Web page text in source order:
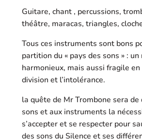
Guitare, chant , percussions,
théâtre, maracas, triangles,
Tous ces instruments sont bons
partition du « pays des sons » :
harmonieux, mais aussi fragile
division et l’intolérance.
la quête de Mr Trombone sera
sons et aux instruments la
s’accepter et se respecter pour
des sons du Silence et ses